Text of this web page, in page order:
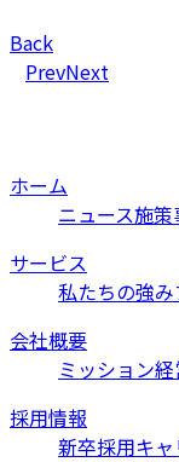
Back
PrevNext
ホーム
ニュース施策
サービス
私たちの強み
会社概要
ミッション経
採用情報
新卒採用キ